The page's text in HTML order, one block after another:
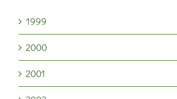
1999
2000
2001